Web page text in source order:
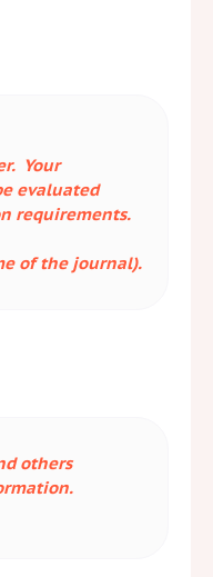
Your
evaluated
requirements.
of the journal).
others